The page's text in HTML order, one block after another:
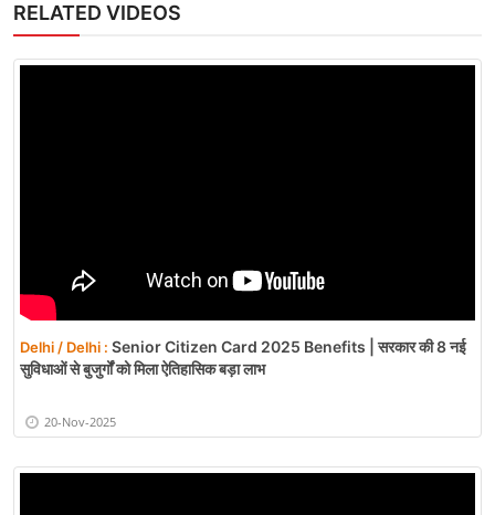
RELATED VIDEOS
Delhi / Delhi : Senior Citizen Card 2025 Benefits | सरकार की 8 नई
सुविधाओं से बुजुर्गों को मिला ऐतिहासिक बड़ा लाभ
20-Nov-2025